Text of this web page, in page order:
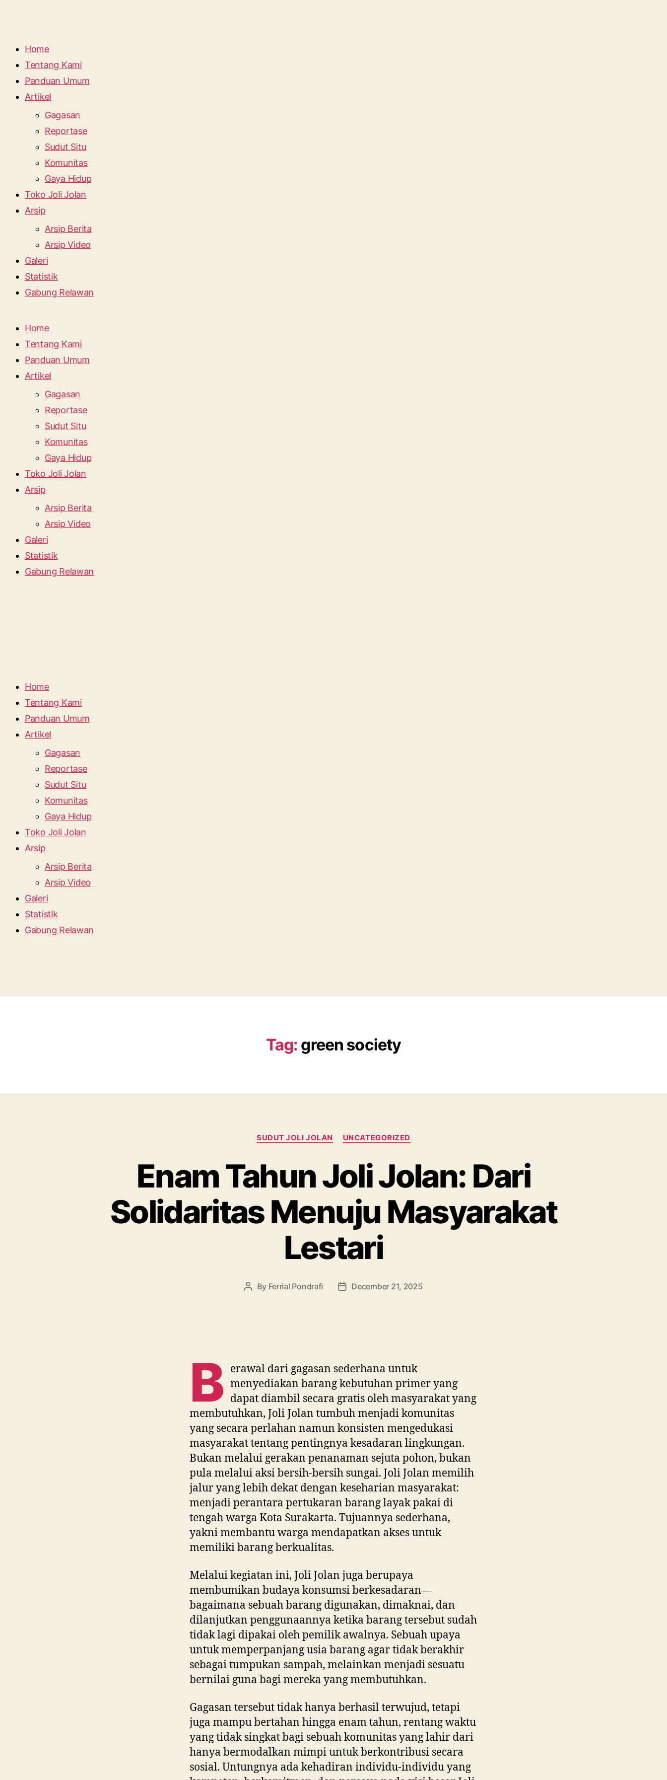
Home
Tentang Kami
Panduan Umum
Artikel
Gagasan
Reportase
Sudut Situ
Komunitas
Gaya Hidup
Toko Joli Jolan
Arsip
Arsip Berita
Arsip Video
Galeri
Statistik
Gabung Relawan
Home
Tentang Kami
Panduan Umum
Artikel
Gagasan
Reportase
Sudut Situ
Komunitas
Gaya Hidup
Toko Joli Jolan
Arsip
Arsip Berita
Arsip Video
Galeri
Statistik
Gabung Relawan
Home
Tentang Kami
Panduan Umum
Artikel
Gagasan
Reportase
Sudut Situ
Komunitas
Gaya Hidup
Toko Joli Jolan
Arsip
Arsip Berita
Arsip Video
Galeri
Statistik
Gabung Relawan
Tag: green society
Categories
SUDUT JOLI JOLAN UNCATEGORIZED
Enam Tahun Joli Jolan: Dari
Solidaritas Menuju Masyarakat
Lestari
Post
By Ferrial Pondrafi
PostDecember 21, 2025
B erawal dari gagasan sederhana untuk
menyediakan barang kebutuhan primer yang
dapat diambil secara gratis oleh masyarakat yang
membutuhkan, Joli Jolan tumbuh menjadi komunitas
yang secara perlahan namun konsisten mengedukasi
masyarakat tentang pentingnya kesadaran lingkungan.
Bukan melalui gerakan penanaman sejuta pohon, bukan
pula melalui aksi bersih-bersih sungai. Joli Jolan memilih
jalur yang lebih dekat dengan keseharian masyarakat:
menjadi perantara pertukaran barang layak pakai di
tengah warga Kota Surakarta. Tujuannya sederhana,
yakni membantu warga mendapatkan akses untuk
memiliki barang berkualitas.
Melalui kegiatan ini, Joli Jolan juga berupaya
membumikan budaya konsumsi berkesadaran—
bagaimana sebuah barang digunakan, dimaknai, dan
dilanjutkan penggunaannya ketika barang tersebut sudah
tidak lagi dipakai oleh pemilik awalnya. Sebuah upaya
untuk memperpanjang usia barang agar tidak berakhir
sebagai tumpukan sampah, melainkan menjadi sesuatu
bernilai guna bagi mereka yang membutuhkan.
Gagasan tersebut tidak hanya berhasil terwujud, tetapi
juga mampu bertahan hingga enam tahun, rentang waktu
yang tidak singkat bagi sebuah komunitas yang lahir dari
hanya bermodalkan mimpi untuk berkontribusi secara
sosial. Untungnya ada kehadiran individu-individu yang